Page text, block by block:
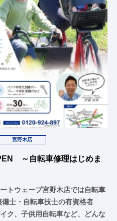
宮野木店
～自転車修理はじめま
トウェーブ宮野木店では自転車
士・自転車技士の有資格者
ク、子供用自転車など、どんな